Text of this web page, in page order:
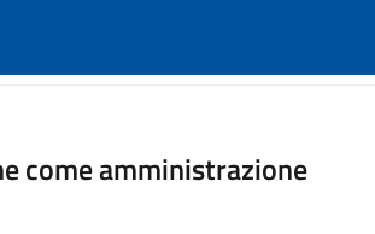
come amministrazione